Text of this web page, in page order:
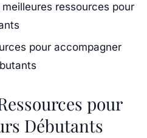
ressources pour
pour accompagner
pour
Débutants